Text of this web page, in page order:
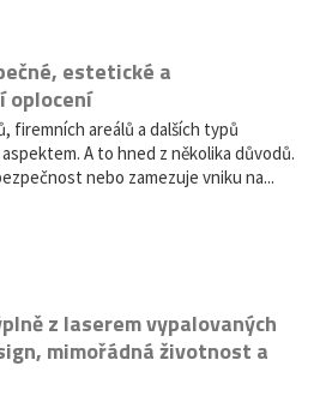
estetické a
oplocení
firemních areálů a dalších typů
A to hned z několika důvodů.
nebo zamezuje vniku na...
z laserem vypalovaných
mimořádná životnost a